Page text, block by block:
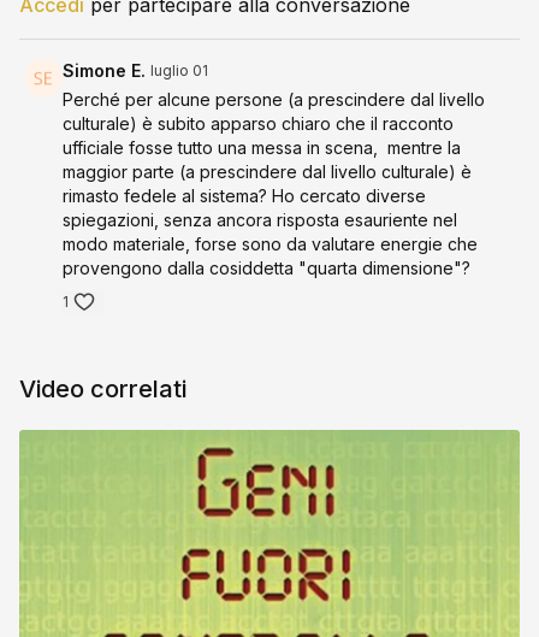
Anno: 2024
Durata: 48'
Regia: Nathalie Signorini & Amy Meyer
Intervistati: James Giordano, Yuri Deigin, Dilyana
Gaytandzhieva, Dr. Matae Ahn
Accedi per partecipare alla conversazione
Simone E. luglio 01
Perché per alcune persone (a prescindere dal livello
culturale) è subito apparso chiaro che il racconto
ufficiale fosse tutto una messa in scena, mentre la
maggior parte (a prescindere dal livello culturale) è
rimasto fedele al sistema? Ho cercato diverse
spiegazioni, senza ancora risposta esauriente nel
modo materiale, forse sono da valutare energie che
provengono dalla cosiddetta "quarta dimensione"?
1
Video correlati